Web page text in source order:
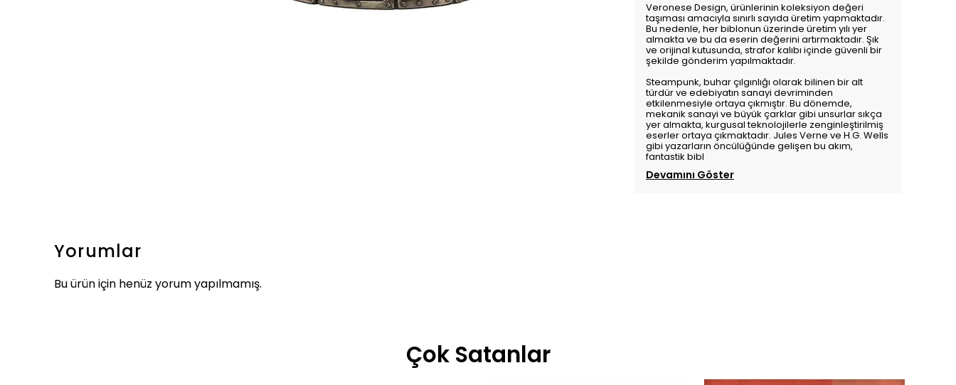
Veronese Design, ürünlerinin koleksiyon değeri
taşıması amacıyla sınırlı sayıda üretim yapmaktadır.
Bu nedenle, her biblonun üzerinde üretim yılı yer
almakta ve bu da eserin değerini artırmaktadır. Şık
ve orijinal kutusunda, strafor kalıbı içinde güvenli bir
şekilde gönderim yapılmaktadır.
Steampunk, buhar çılgınlığı olarak bilinen bir alt
türdür ve edebiyatın sanayi devriminden
etkilenmesiyle ortaya çıkmıştır. Bu dönemde,
mekanik sanayi ve büyük çarklar gibi unsurlar sıkça
yer almakta, kurgusal teknolojilerle zenginleştirilmiş
eserler ortaya çıkmaktadır. Jules Verne ve H.G. Wells
gibi yazarların öncülüğünde gelişen bu akım,
fantastik bibl
Devamını Göster
Yorumlar
Bu ürün için henüz yorum yapılmamış.
Çok Satanlar